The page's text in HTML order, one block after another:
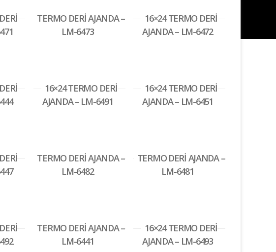
TERMO DERİ AJANDA –
LM-6473
16×24 TERMO DERİ
AJANDA – LM-6472
16×24 TERMO DERİ
AJANDA – LM-6491
16×24 TERMO DERİ
AJANDA – LM-6451
TERMO DERİ AJANDA –
LM-6482
TERMO DERİ AJANDA –
LM-6481
TERMO DERİ AJANDA –
LM-6441
16×24 TERMO DERİ
AJANDA – LM-6493